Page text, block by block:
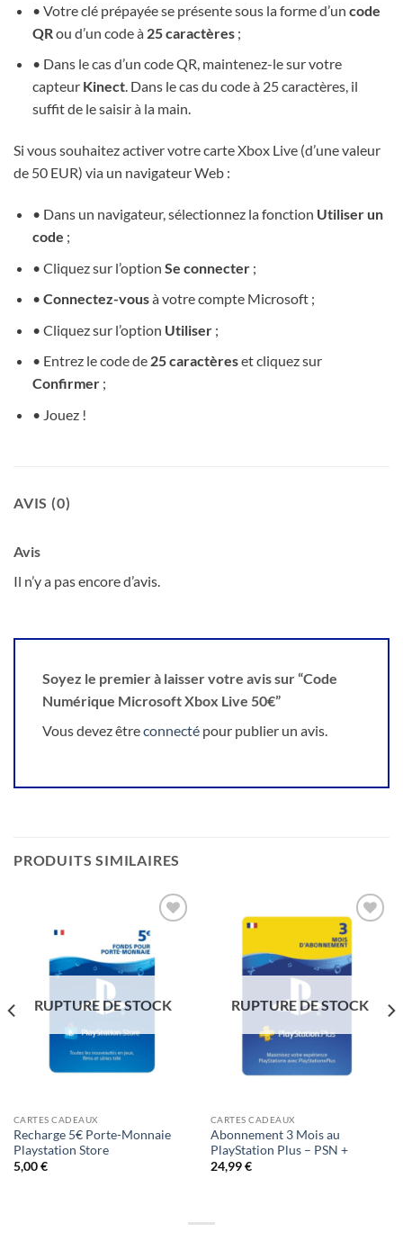
• Votre clé prépayée se présente sous la forme d’un code
QRou d’un code à 25 caractères ;
• Dans le cas d’un code QR, maintenez-le sur votre
capteur Kinect. Dans le cas du code à 25 caractères, il
suffit de le saisir à la main.
Si vous souhaitez activer votre carte Xbox Live (d’une valeur
de 50 EUR) via un navigateur Web :
• Dans un navigateur, sélectionnez la fonction Utiliser un
code ;
• Cliquez sur l’option Se connecter;
• Connectez-vousà votre compte Microsoft ;
• Cliquez sur l’option Utiliser ;
• Entrez le code de 25 caractèreset cliquez sur
Confirmer ;
• Jouez !
AVIS (0)
Avis
Il n’y a pas encore d’avis.
Soyez le premier à laisser votre avis sur “Code
Numérique Microsoft Xbox Live 50€”
Vous devez êtreconnecté pour publier un avis.
PRODUITS SIMILAIRES
Ajouter
à la liste
souhaits
RUPTURE DE STOCK
CARTES CADEAUX
Recharge 5€ Porte-Monnaie
Playstation Store
5,00€
Ajouter
à la liste
souhaits
RUPTURE DE STOCK
CARTES CADEAUX
Abonnement 3 Mois au
PlayStation Plus – PSN +
24,99€